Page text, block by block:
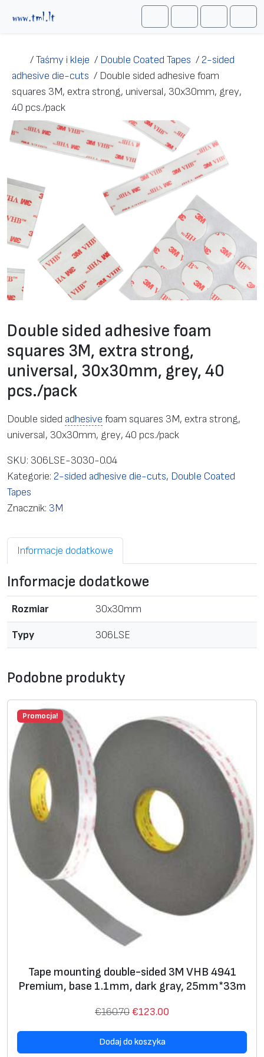
SearchAccountCart
/Taśmy i kleje / Double Coated Tapes / 2-sided
adhesive die-cuts / Double sided adhesive foam
squares 3M, extra strong, universal, 30x30mm, grey,
40 pcs./pack
Double sided adhesive foam
squares 3M, extra strong,
universal, 30x30mm, grey, 40
pcs./pack
Double sided adhesive foam squares 3M, extra strong,
universal, 30x30mm, grey, 40 pcs./pack
SKU: 306LSE-3030-0.04
Kategorie: 2-sided adhesive die-cuts, Double Coated
Tapes
Znacznik: 3M
Informacje dodatkowe
Informacje dodatkowe
Rozmiar 30x30mm
Typy 306LSE
Podobne produkty
Promocja!
Tape mounting double-sided 3M VHB 4941
Premium, base 1.1mm, dark gray, 25mm*33m
€160.70P
e
€123.00
Dodaj do koszyka